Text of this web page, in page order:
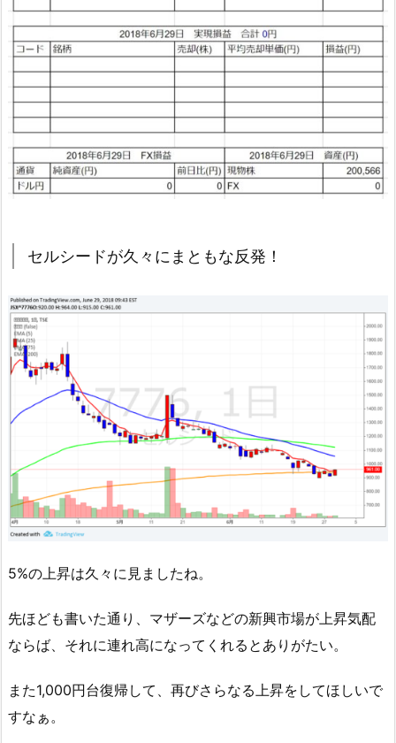
セルシードが久々にまともな反発！
5%の上昇は久々に見ましたね。
先ほども書いた通り、マザーズなどの新興市場が上昇気配
ならば、それに連れ高になってくれるとありがたい。
また1,000円台復帰して、再びさらなる上昇をしてほしいで
すなぁ。